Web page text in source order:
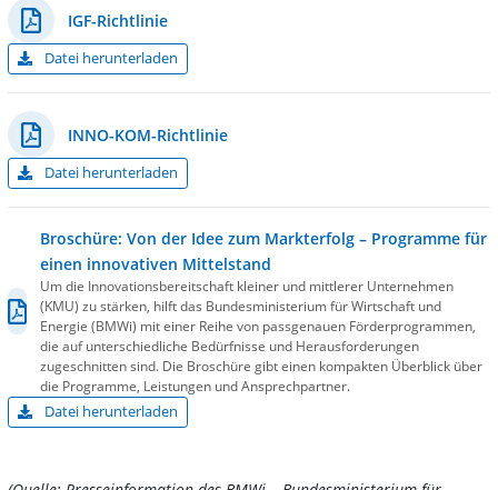
IGF-Richtlinie
Datei herunterladen
INNO-KOM-Richtlinie
Datei herunterladen
Broschüre: Von der Idee zum Markterfolg – Programme für
einen innovativen Mittelstand
Um die Innovationsbereitschaft kleiner und mittlerer Unternehmen
(KMU) zu stärken, hilft das Bundesministerium für Wirtschaft und
Energie (BMWi) mit einer Reihe von passgenauen Förderprogrammen,
die auf unterschiedliche Bedürfnisse und Herausforderungen
zugeschnitten sind. Die Broschüre gibt einen kompakten Überblick über
die Programme, Leistungen und Ansprechpartner.
Datei herunterladen